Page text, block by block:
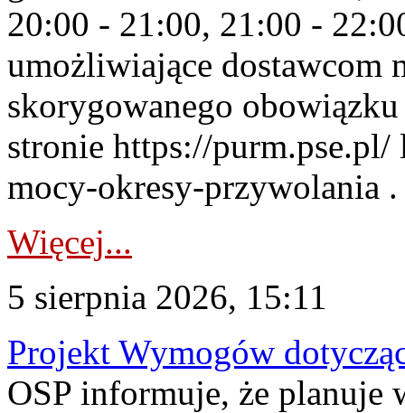
20:00 - 21:00, 21:00 -
umożliwiające dostawcom
skorygowanego
stronie https://
mocy-okresy-przywolania
Więcej...
5 sierpnia 2026, 15:11
Projekt Wymogów
OSP informuje, że planuje